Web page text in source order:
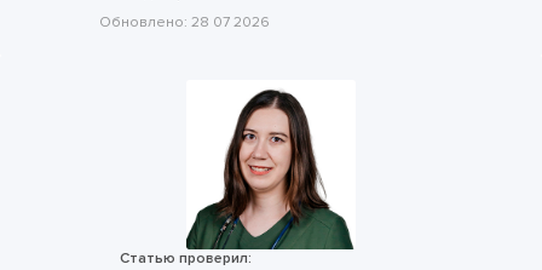
Обновлено: 28 07 2026
Статью проверил: